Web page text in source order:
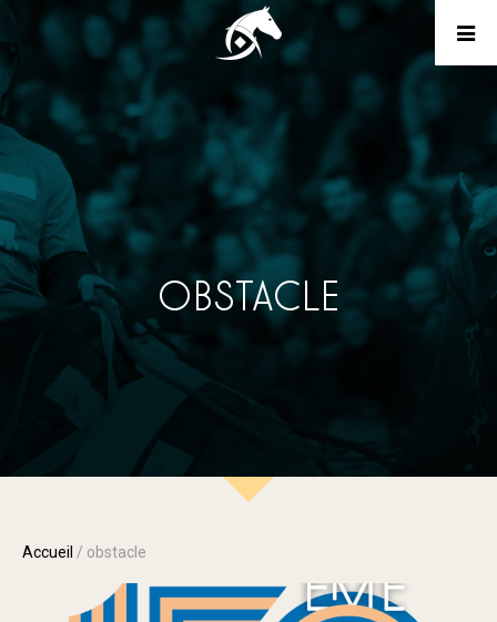
OBSTACLE
Accueil / obstacle